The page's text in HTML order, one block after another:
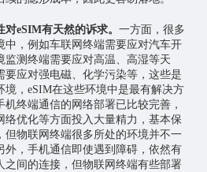
eSIM有天然的诉求。 一方面，很多
中，例如车联网终端需要应对汽车开
监测终端需要应对高温、高湿等天
要应对强电磁、化学污染等，这些是
境，eSIM在这些环境中是最有解决方
终端通信的网络部署已比较完善，
络优化等方面投入大量精力，基本保
但物联网终端很多所处的环境并不一
外，手机通信即使遇到障碍，依然有
之间的连接，但物联网终端有些部署